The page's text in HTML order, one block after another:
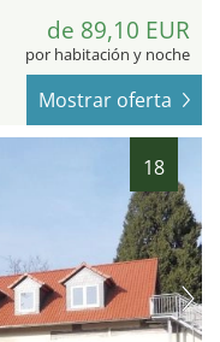
de 89,10 EUR
por habitación y noche
Mostrar oferta
18